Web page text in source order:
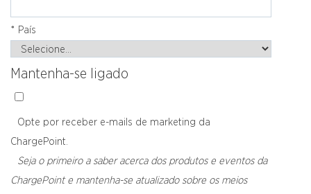
* País
Mantenha-se ligado
Opte por receber e-mails de marketing da
ChargePoint.
Seja o primeiro a saber acerca dos produtos e eventos da
ChargePoint e mantenha-se atualizado sobre os meios